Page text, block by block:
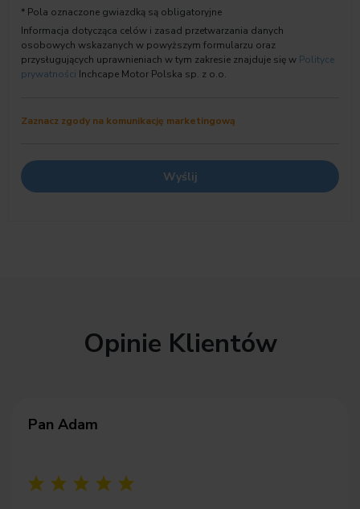
* Pola oznaczone gwiazdką są obligatoryjne
Informacja dotycząca celów i zasad przetwarzania danych
osobowych wskazanych w powyższym formularzu oraz
przysługujących uprawnieniach w tym zakresie znajduje się w Polityce
prywatności Inchcape Motor Polska sp. z o.o.
Zaznacz zgody na komunikację marketingową
Opinie Klientów
Pan Adam